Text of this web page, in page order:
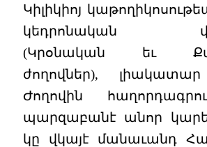
Կիլիկիոյ
կեդրոնական
(Կրօնական եւ
ժողովներ),
Ժողովին
պարզաբանէ անոր
կը վկայէ մանաւանդ Հայ